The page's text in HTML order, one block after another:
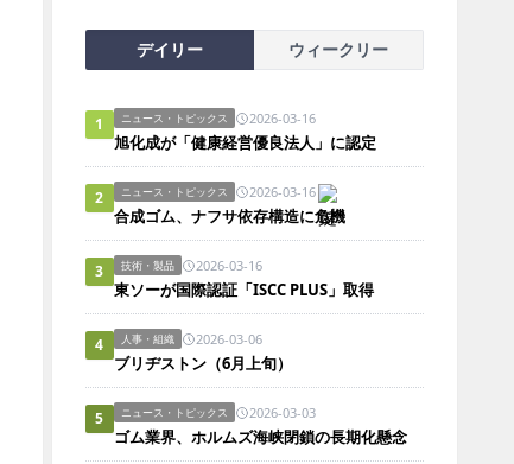
デイリー ウィークリー
1 ニュース・トピックス 2026-03-16
旭化成が「健康経営優良法人」に認定
2 ニュース・トピックス 2026-03-16
合成ゴム、ナフサ依存構造に危機
3 技術・製品 2026-03-16
東ソーが国際認証「ISCC PLUS」取得
4 人事・組織 2026-03-06
ブリヂストン（6月上旬）
5 ニュース・トピックス 2026-03-03
ゴム業界、ホルムズ海峡閉鎖の長期化懸念